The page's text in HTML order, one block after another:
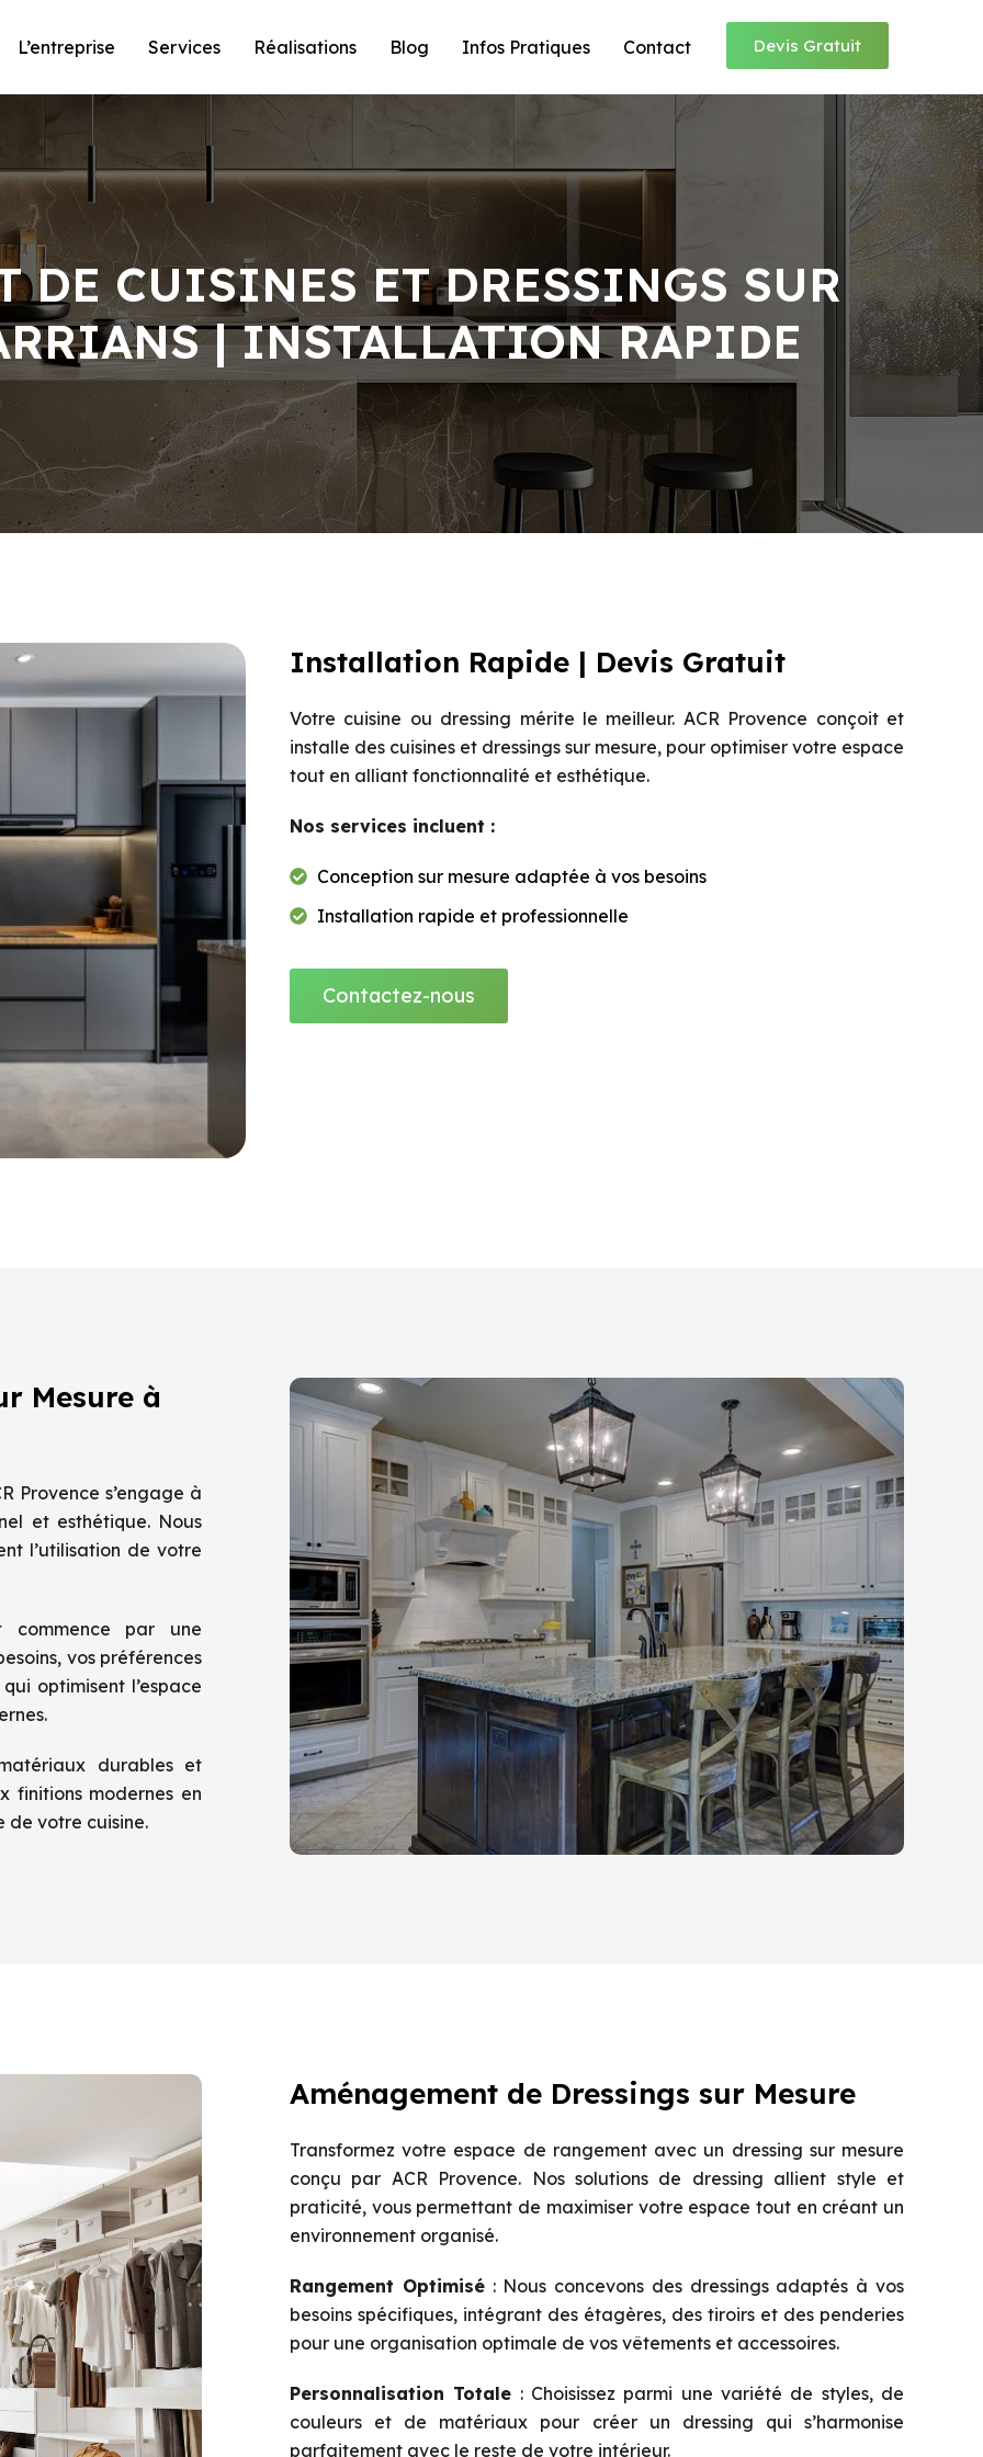
L’entreprise Services Réalisations Blog Infos Pratiques Contact Devis Gratuit
DE CUISINES ET DRESSINGS SUR
| INSTALLATION RAPIDE
Installation Rapide | Devis Gratuit
Votre cuisine ou dressing mérite le meilleur. ACR Provence conçoit et
installe des cuisines et dressings sur mesure, pour optimiser votre espace
tout en alliant fonctionnalité et esthétique.
Nos services incluent :
Conception sur mesure adaptée à vos besoins
Installation rapide et professionnelle
Contactez-nous
Mesure à
Provence s’engage à
et esthétique. Nous
l’utilisation de votre
par une
vos préférences
optimisent l’espace
durables et
finitions modernes en
de votre cuisine.
Aménagement de Dressings sur Mesure
Transformez votre espace de rangement avec un dressing sur mesure
conçu par ACR Provence. Nos solutions de dressing allient style et
praticité, vous permettant de maximiser votre espace tout en créant un
environnement organisé.
Rangement Optimisé: Nous concevons des dressings adaptés à vos
besoins spécifiques, intégrant des étagères, des tiroirs et des penderies
pour une organisation optimale de vos vêtements et accessoires.
Personnalisation Totale : Choisissez parmi une variété de styles, de
couleurs et de matériaux pour créer un dressing qui s’harmonise
parfaitement avec le reste de votre intérieur.